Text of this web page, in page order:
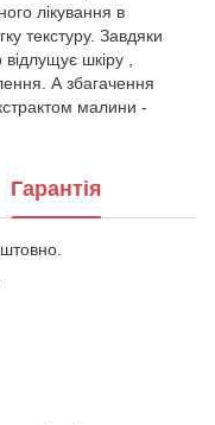
лікування в
текстуру. Завдяки
шкіру ,
А збагачення
малини -
Гарантія